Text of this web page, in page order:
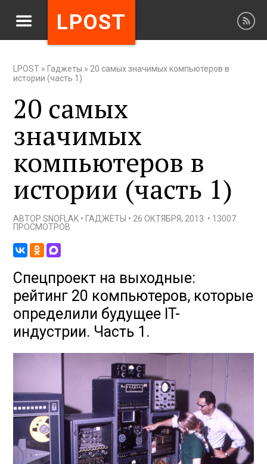
LPOST
LPOST » Гаджеты » 20 самых значимых компьютеров в
истории (часть 1)
20 самых
значимых
компьютеров в
истории (часть 1)
АВТОРSNOFLAK • ГАДЖЕТЫ • 26 ОКТЯБРЯ, 2013 • 13007
ПРОСМОТРОВ
Спецпроект на выходные:
рейтинг 20 компьютеров, которые
определили будущее IT-
индустрии. Часть 1.